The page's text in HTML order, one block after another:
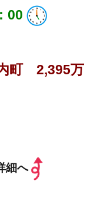
00
町 2,395万
細へ